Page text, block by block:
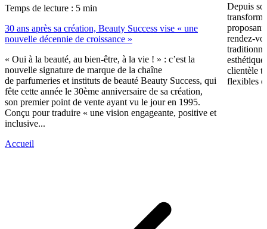
Temps de lecture : 5 min
30 ans après sa création, Beauty Success vise « une
nouvelle décennie de croissance »
« Oui à la beauté, au bien-être, à la vie ! » : c’est la
nouvelle signature de marque de la chaîne
de parfumeries et instituts de beauté Beauty Success, qui
fête cette année le 30ème anniversaire de sa création,
son premier point de vente ayant vu le jour en 1995.
Conçu pour traduire « une vision engageante, positive et
inclusive...
Depuis
proposant
rendez-
clientèle
flexibles
Accueil